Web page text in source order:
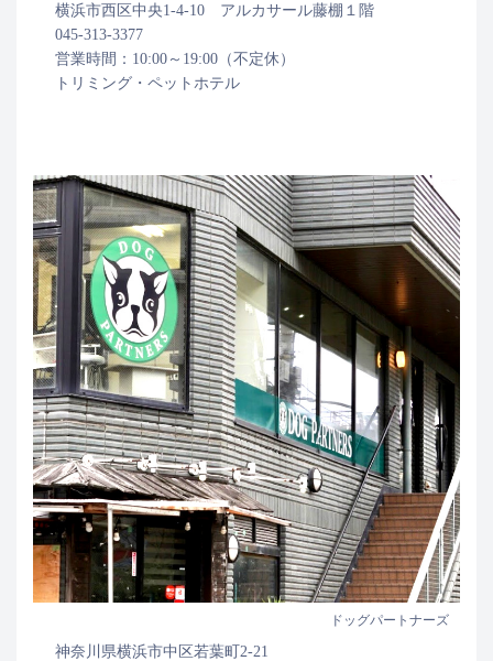
横浜市西区中央1-4-10 アルカサール藤棚１階
045-313-3377
営業時間：10:00～19:00（不定休）
トリミング・ペットホテル
ドッグパートナーズ
神奈川県横浜市中区若葉町2-21